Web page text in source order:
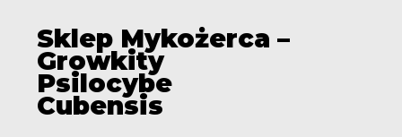
Sklep Mykożerca –
Growkity
Psilocybe
Cubensis